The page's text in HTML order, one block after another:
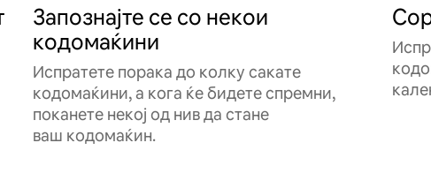
Запознајте се со некои
кодомаќини
Испратете порака до колку сакате
кодомаќини, а кога ќе бидете спремни,
поканете некој од нив да стане
ваш кодомаќин.